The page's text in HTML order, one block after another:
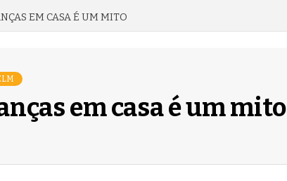
EM CASA É UM MITO
em casa é um mito